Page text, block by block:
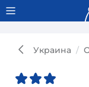
Тонкости
Украина